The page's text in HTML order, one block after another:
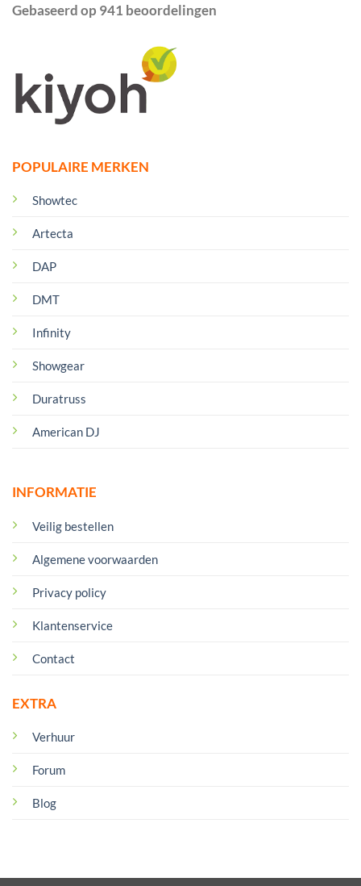
POPULAIRE MERKEN
Showtec
Artecta
DAP
DMT
Infinity
Showgear
Duratruss
American DJ
INFORMATIE
Veilig bestellen
Algemene voorwaarden
Privacy policy
Klantenservice
Contact
EXTRA
Verhuur
Forum
Blog
Gebaseerd op 941 beoordelingen